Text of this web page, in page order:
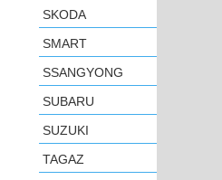
SKODA
SMART
SSANGYONG
SUBARU
SUZUKI
TAGAZ